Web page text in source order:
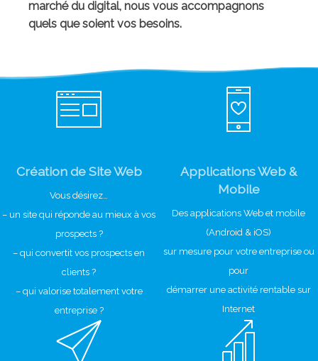
marché du digital, nous vous accompagnons
quels que soient vos besoins.
Création de Site Web
Vous désirez…
– un site qui réponde au mieux à vos
prospects ?
– qui convertit vos prospects en
clients ?
– qui valorise totalement votre
entreprise ?
Applications Web &
Mobile
Des applications Web et mobile
(Android & iOS)
sur mesure pour votre entreprise ou
pour
démarrer une activité rentable sur
Internet